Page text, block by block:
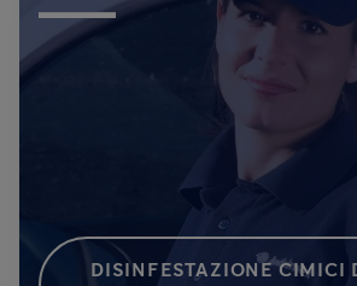
DISINFESTAZIONE CIMICI